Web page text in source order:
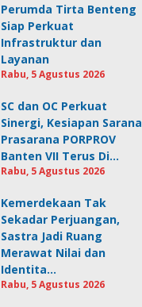
Perumda Tirta Benteng
Siap Perkuat
Infrastruktur dan
Layanan
Rabu, 5 Agustus 2026
SC dan OC Perkuat
Sinergi, Kesiapan Sarana
Prasarana PORPROV
Banten VII Terus Di…
Rabu, 5 Agustus 2026
Kemerdekaan Tak
Sekadar Perjuangan,
Sastra Jadi Ruang
Merawat Nilai dan
Identita…
Rabu, 5 Agustus 2026